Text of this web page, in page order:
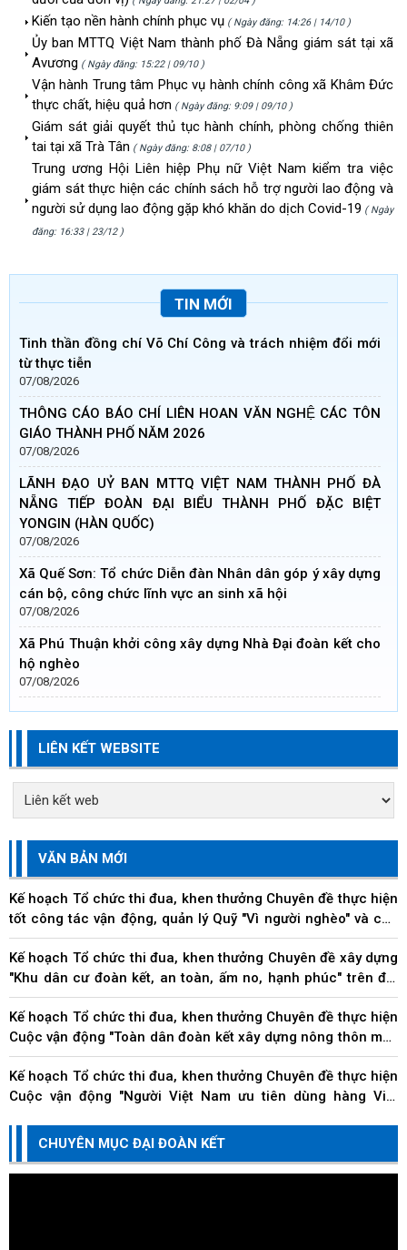
Kiến tạo nền hành chính phục vụ ( Ngày đăng: 14:26 | 14/10 )
Ủy ban MTTQ Việt Nam thành phố Đà Nẵng giám sát tại xã
Avương ( Ngày đăng: 15:22 | 09/10 )
Vận hành Trung tâm Phục vụ hành chính công xã Khâm Đức
thực chất, hiệu quả hơn ( Ngày đăng: 9:09 | 09/10 )
Giám sát giải quyết thủ tục hành chính, phòng chống thiên
tai tại xã Trà Tân ( Ngày đăng: 8:08 | 07/10 )
Trung ương Hội Liên hiệp Phụ nữ Việt Nam kiểm tra việc
giám sát thực hiện các chính sách hỗ trợ người lao động và
người sử dụng lao động gặp khó khăn do dịch Covid-19 ( Ngày
đăng: 16:33 | 23/12 )
TIN MỚI
Tinh thần đồng chí Võ Chí Công và trách nhiệm đổi mới
từ thực tiễn
07/08/2026
THÔNG CÁO BÁO CHÍ LIÊN HOAN VĂN NGHỆ CÁC TÔN
GIÁO THÀNH PHỐ NĂM 2026
07/08/2026
LÃNH ĐẠO UỶ BAN MTTQ VIỆT NAM THÀNH PHỐ ĐÀ
NẴNG TIẾP ĐOÀN ĐẠI BIỂU THÀNH PHỐ ĐẶC BIỆT
YONGIN (HÀN QUỐC)
07/08/2026
Xã Quế Sơn: Tổ chức Diễn đàn Nhân dân góp ý xây dựng
cán bộ, công chức lĩnh vực an sinh xã hội
07/08/2026
Xã Phú Thuận khởi công xây dựng Nhà Đại đoàn kết cho
hộ nghèo
07/08/2026
LIÊN KẾT WEBSITE
VĂN BẢN MỚI
Kế hoạch Tổ chức thi đua, khen thưởng Chuyên đề thực hiện
tốt công tác vận động, quản lý Quỹ "Vì người nghèo" và các
hoạt động an sinh xã hội trên địa...
Kế hoạch Tổ chức thi đua, khen thưởng Chuyên đề xây dựng
"Khu dân cư đoàn kết, an toàn, ấm no, hạnh phúc" trên địa
bàn thành phố
Kế hoạch Tổ chức thi đua, khen thưởng Chuyên đề thực hiện
Cuộc vận động "Toàn dân đoàn kết xây dựng nông thôn mới,
đô thị văn minh" trên địa bàn thành...
Kế hoạch Tổ chức thi đua, khen thưởng Chuyên đề thực hiện
Cuộc vận động "Người Việt Nam ưu tiên dùng hàng Việt
Kế hoạch Tổ chức thi đua, khen thưởng Chuyên đề về các
doanh nghiệp, doanh nhân, hộ kinh doanh và cá nhân kinh
doanh thi đua thực hiện tốt trách nhiệm...
CHUYÊN MỤC ĐẠI ĐOÀN KẾT